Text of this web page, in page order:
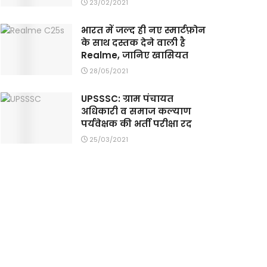
23/02/2021
भारत में जल्द ही नए स्मार्टफ़ोन
के साथ दस्तक देने वाली है
Realme, जानिए खासियत
28/05/2021
UPSSSC: ग्राम पंचायत
अधिकारी व समाज कल्याण
पर्यवेक्षक की भर्ती परीक्षा रद
25/03/2021